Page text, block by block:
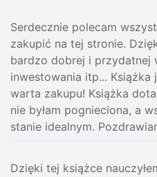
Serdecznie polecam
zakupić na tej stronie.
bardzo dobrej i przydatnej
inwestowania itp...
warta zakupu! Książka
nie byłam pognieciona, a
stanie idealnym.
Dzięki tej książce